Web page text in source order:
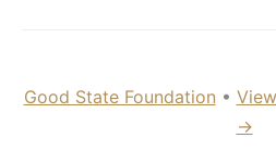
Good State Foundation •
→